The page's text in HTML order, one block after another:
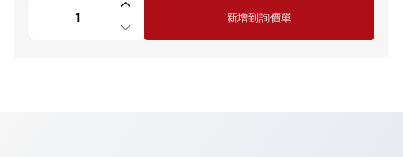
新增到詢價單